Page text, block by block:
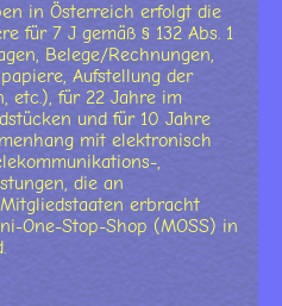
in Österreich erfolgt die
für 7 J gemäß § 132 Abs. 1
Belege/Rechnungen,
Aufstellung der
etc.), für 22 Jahre im
und für 10 Jahre
mit elektronisch
,
die an
erbracht
One-Stop-Shop (MOSS) in